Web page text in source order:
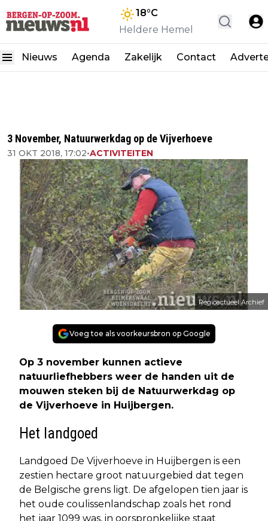
18°C
Heldere Hemel
Nieuws Agenda Zakelijk Contact
3 November, Natuurwerkdag op de Vijverhoeve
31 OKT 2018, 17:02•ACTIVITEITEN
Regioactueel Archief
Voeg toe als voorkeursbron op Google
Op 3 november kunnen actieve
natuurliefhebbers weer de handen uit de
mouwen steken bij de Natuurwerkdag op
de Vijverhoeve in Huijbergen.
Het landgoed
Landgoed De Vijverhoeve in Huijbergen is een
zestien hectare groot natuurgebied dat tegen
de Belgische grens ligt. De afgelopen tien jaar is
het oude coulissenlandschap zoals het rond
het jaar 1099 was, in oorspronkelijke staat